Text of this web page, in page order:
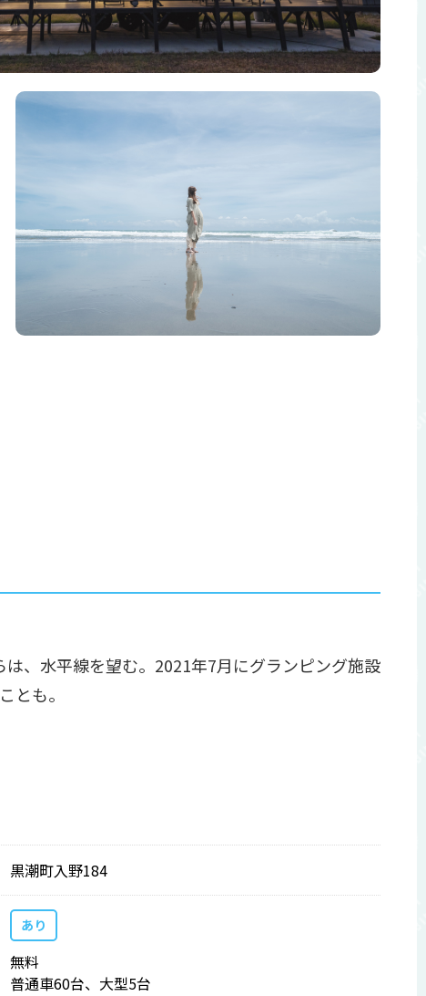
、水平線を望む。2021年7月にグランピング施設
とも。
黒潮町入野184
あり
無料
普通車60台、大型5台